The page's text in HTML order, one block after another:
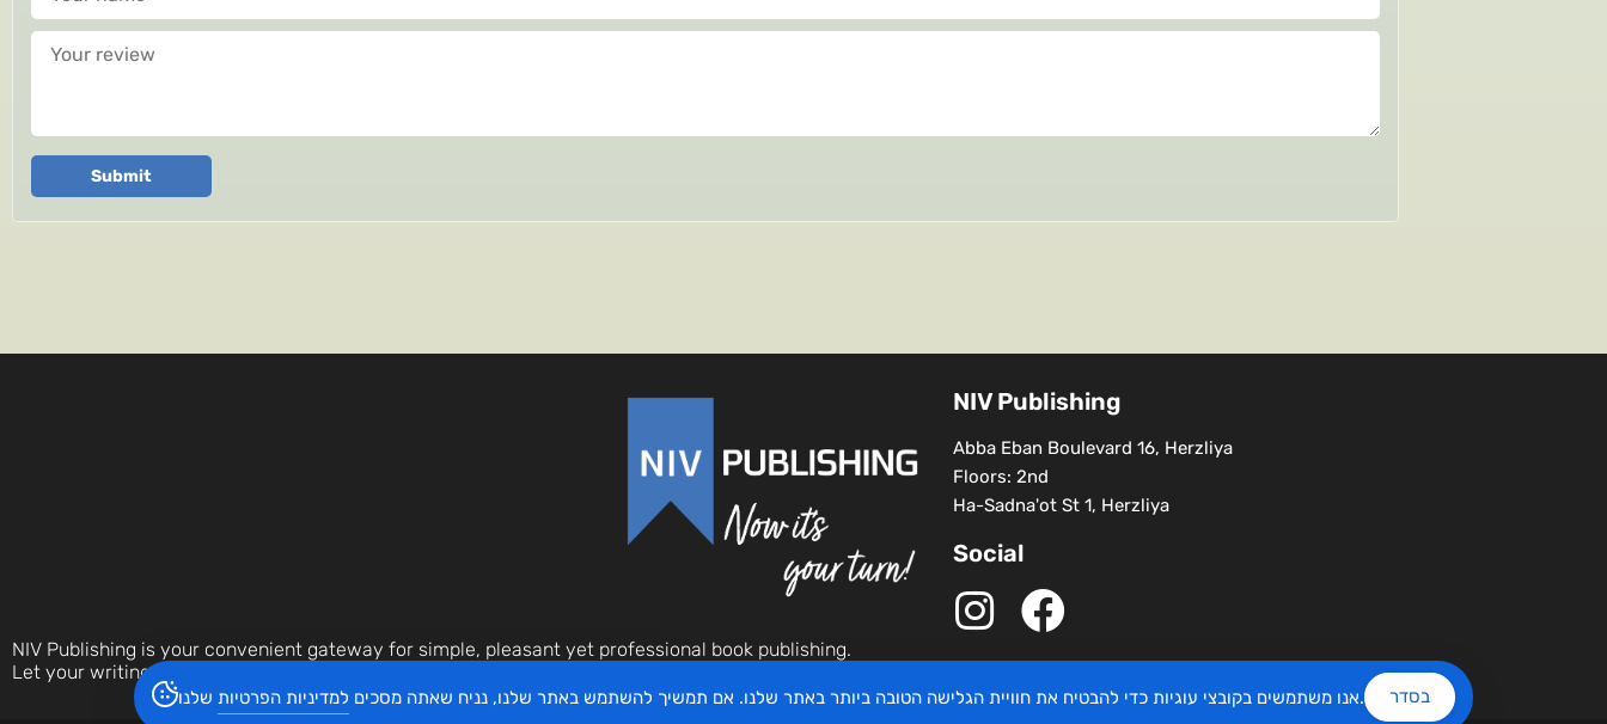
Your review
Submit
NIV Publishing is your convenient gateway for simple, pleasant yet professional book publishing.
Let your writings be discovered by the world today.
NIV Publishing
Abba Eban Boulevard 16, Herzliya
Floors: 2nd
Ha-Sadna'ot St 1, Herzliya
Social
אנו משתמשים בקובצי עוגיות כדי להבטיח את חוויית הגלישה הטובה ביותר באתר שלנו. אם תמשיך להשתמש באתר שלנו, נניח שאתה מסכים למדיניות הפרטיות שלנו. בסדר